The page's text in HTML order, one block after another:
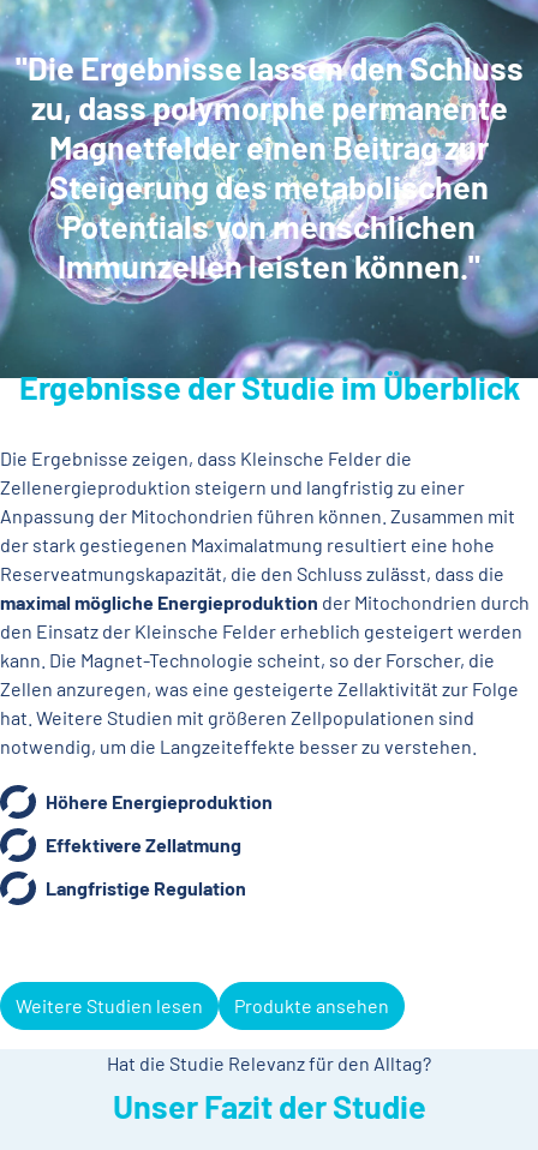
Sauerstoff außerhalb der Mitochondrien
verbrauchen.
"Die Ergebnisse lassen den Schluss
zu, dass polymorphe permanente
Magnetfelder einen Beitrag zur
Steigerung des metabolischen
Potentials von menschlichen
Immunzellen leisten können."
Ergebnisse der Studie im Überblick
Die Ergebnisse zeigen, dass Kleinsche Felder die
Zellenergieproduktion steigern und langfristig zu einer
Anpassung der Mitochondrien führen können. Zusammen mit
der stark gestiegenen Maximalatmung resultiert eine hohe
Reserveatmungskapazität, die den Schluss zulässt, dass die
maximal mögliche Energieproduktion der Mitochondrien durch
den Einsatz der Kleinsche Felder erheblich gesteigert werden
kann. Die Magnet-Technologie scheint, so der Forscher, die
Zellen anzuregen, was eine gesteigerte Zellaktivität zur Folge
hat. Weitere Studien mit größeren Zellpopulationen sind
notwendig, um die Langzeiteffekte besser zu verstehen.
Höhere Energieproduktion
Effektivere Zellatmung
Langfristige Regulation
Weitere Studien lesen Produkte ansehen
Hat die Studie Relevanz für den Alltag?
Unser Fazit der Studie